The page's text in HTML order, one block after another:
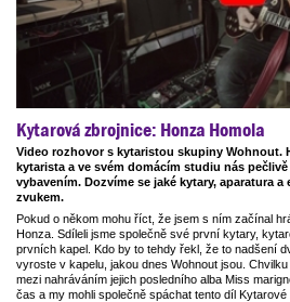
Kytarová zbrojnice: Honza Homola
Video rozhovor s kytaristou skupiny Wohnout.
kytarista a ve svém domácím studiu nás
vybavením. Dozvíme se jaké kytary, aparatura
zvukem.
Pokud o někom mohu říct, že jsem s ním začínal
Honza. Sdíleli jsme společně své první kytary,
prvních kapel. Kdo by to tehdy řekl, že to nadšení
vyroste v kapelu, jakou dnes Wohnout jsou.
mezi nahráváním jejich posledního alba Miss
čas a my mohli společně spáchat tento díl Kytarové